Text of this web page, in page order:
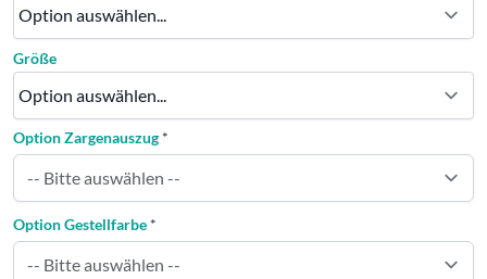
Größe
Option Zargenauszug *
Option Gestellfarbe *